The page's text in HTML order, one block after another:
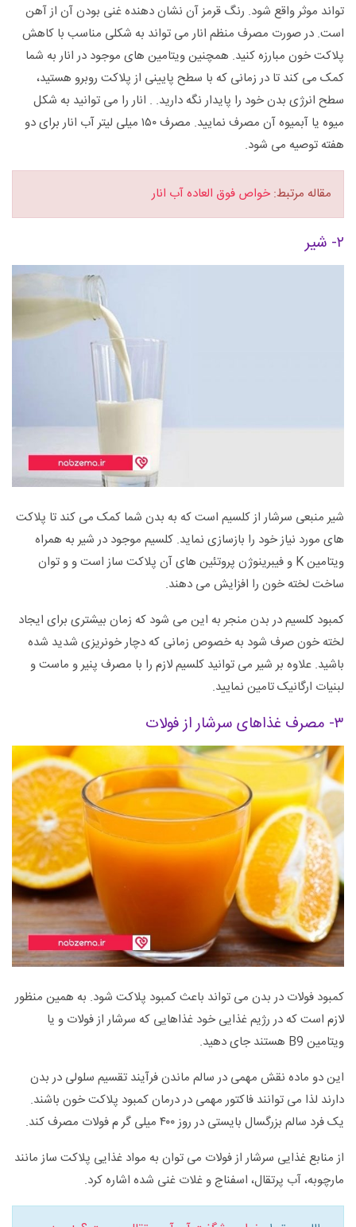
تواند موثر واقع شود. رنگ قرمز آن نشان دهنده غنی بودن آن از آهن
است. در صورت مصرف منظم انار می تواند به شکلی مناسب با کاهش
پلاکت خون مبارزه کنید. همچنین ویتامین های موجود در انار به شما
کمک می کند تا در زمانی که با سطح پایینی از پلاکت روبرو هستید،
سطح انرژی بدن خود را پایدار نگه دارید. . انار را می توانید به شکل
میوه یا آبمیوه آن مصرف نمایید. مصرف ۱۵۰ میلی لیتر آب انار برای دو
هفته توصیه می شود.
مقاله مرتبط: خواص فوق العاده آب انار
۲- شیر
شیر منبعی سرشار از کلسیم است که به بدن شما کمک می کند تا پلاکت
های مورد نیاز خود را بازسازی نماید. کلسیم موجود در شیر به همراه
ویتامین K و فیبرینوژن پروتئین های آن پلاکت ساز است و و توان
ساخت لخته خون را افزایش می دهند.
کمبود کلسیم در بدن منجر به این می شود که زمان بیشتری برای ایجاد
لخته خون صرف شود به خصوص زمانی که دچار خونریزی شدید شده
باشید. علاوه بر شیر می توانید کلسیم لازم را با مصرف پنیر و ماست و
لبنیات ارگانیک تامین نمایید.
۳- مصرف غذاهای سرشار از فولات
کمبود فولات در بدن می تواند باعث کمبود پلاکت شود. به همین منظور
لازم است که در رژیم غذایی خود غذاهایی که سرشار از فولات و یا
ویتامین B9 هستند جای دهید.
این دو ماده نقش مهمی در سالم ماندن فرآیند تقسیم سلولی در بدن
دارند لذا می توانند فاکتور مهمی در درمان کمبود پلاکت خون باشند.
یک فرد سالم بزرگسال بایستی در روز ۴۰۰ میلی گر م فولات مصرف کند.
از منابع غذایی سرشار از فولات می توان به مواد غذایی پلاکت ساز مانند
مارچوبه، آب پرتقال، اسفناج و غلات غنی شده اشاره کرد.